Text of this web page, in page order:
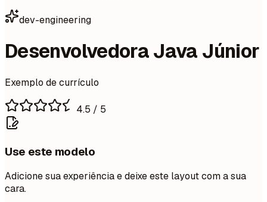
dev-engineering
Desenvolvedora Java Júnior
Exemplo de currículo
4.5 / 5
Use este modelo
Adicione sua experiência e deixe este layout com a sua
cara.